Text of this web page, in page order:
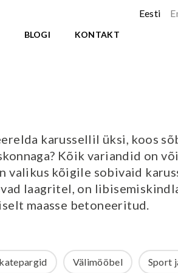
Eesti
BLOGI KONTAKT
UUS!
TEQ
karussellil üksi, koos
Kõik variandid on
valikus kõigile sobivaid
laagritel, on
maasse betoneeritud.
Välimööbel Sport